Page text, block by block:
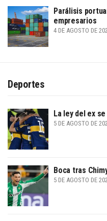
Parálisis
empresarios
4 DE AGOSTO DE
Deportes
La ley del ex
5 DE AGOSTO DE
Boca tras
5 DE AGOSTO DE